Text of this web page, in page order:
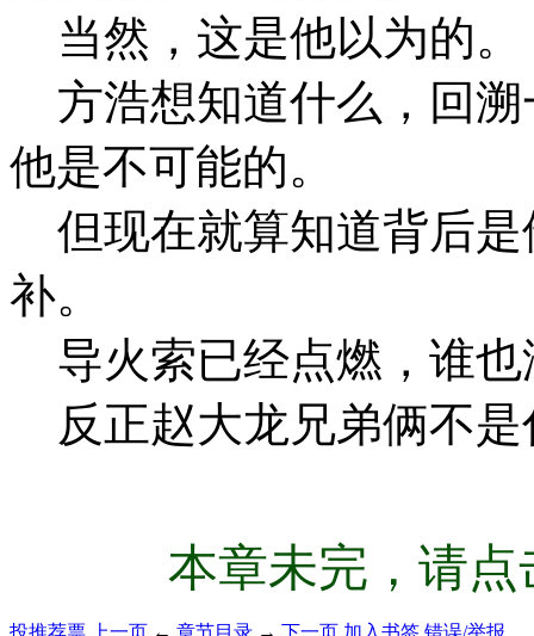
当然，这是他以为的。
方浩想知道什么，回溯
他是不可能的。
但现在就算知道背后是
补。
导火索已经点燃，谁也
反正赵大龙兄弟俩不是
本章未完，请
投推荐票 上一页 ← 章节目录 → 下一页 加入书签 错误/举报